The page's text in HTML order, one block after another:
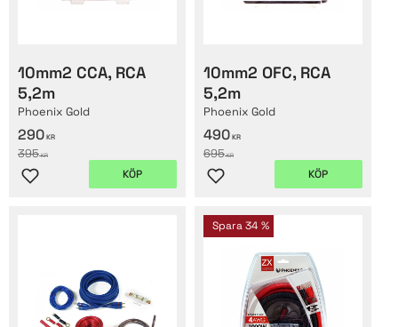
10mm2 CCA, RCA
5,2m
Phoenix Gold
290 KR
395KR
Lägg till i favoriter
KÖP
10mm2 OFC, RCA
5,2m
Phoenix Gold
490 KR
695KR
Lägg till i favoriter
KÖP
Spara34 %